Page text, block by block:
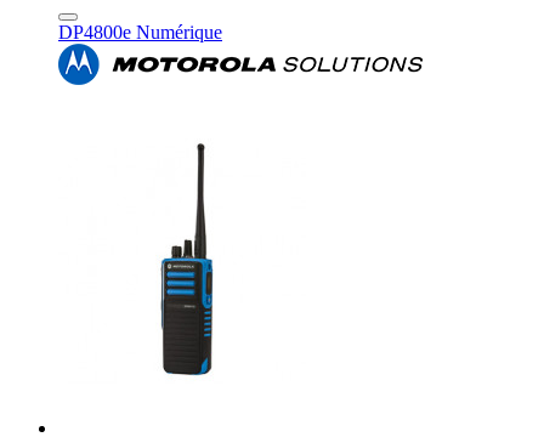
DP4800e Numérique